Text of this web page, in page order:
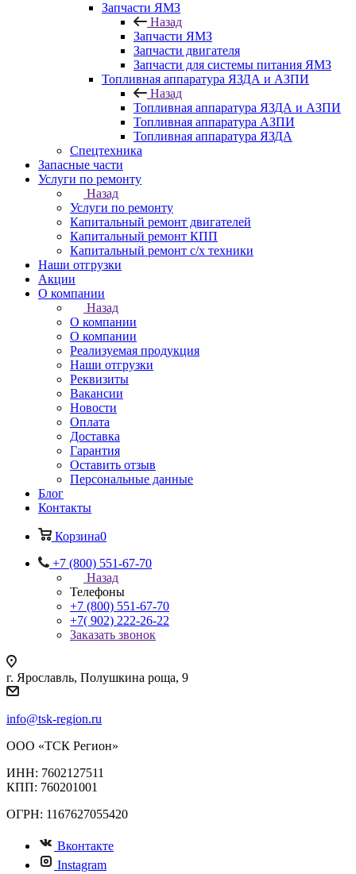
Запчасти ЯМЗ
Назад
Запчасти ЯМЗ
Запчасти двигателя
Запчасти для системы питания ЯМЗ
Топливная аппаратура ЯЗДА и АЗПИ
Назад
Топливная аппаратура ЯЗДА и АЗПИ
Топливная аппаратура АЗПИ
Топливная аппаратура ЯЗДА
Спецтехника
Запасные части
Услуги по ремонту
Назад
Услуги по ремонту
Капитальный ремонт двигателей
Капитальный ремонт КПП
Капитальный ремонт с/х техники
Наши отгрузки
Акции
О компании
Назад
О компании
О компании
Реализуемая продукция
Наши отгрузки
Реквизиты
Вакансии
Новости
Оплата
Доставка
Гарантия
Оставить отзыв
Персональные данные
Блог
Контакты
Корзина0
+7 (800) 551-67-70
Назад
Телефоны
+7 (800) 551-67-70
+7( 902) 222-26-22
Заказать звонок
г. Ярославль, Полушкина роща, 9
info@tsk-region.ru
ООО «ТСК Регион»
ИНН: 7602127511
КПП: 760201001
ОГРН: 1167627055420
Вконтакте
Instagram